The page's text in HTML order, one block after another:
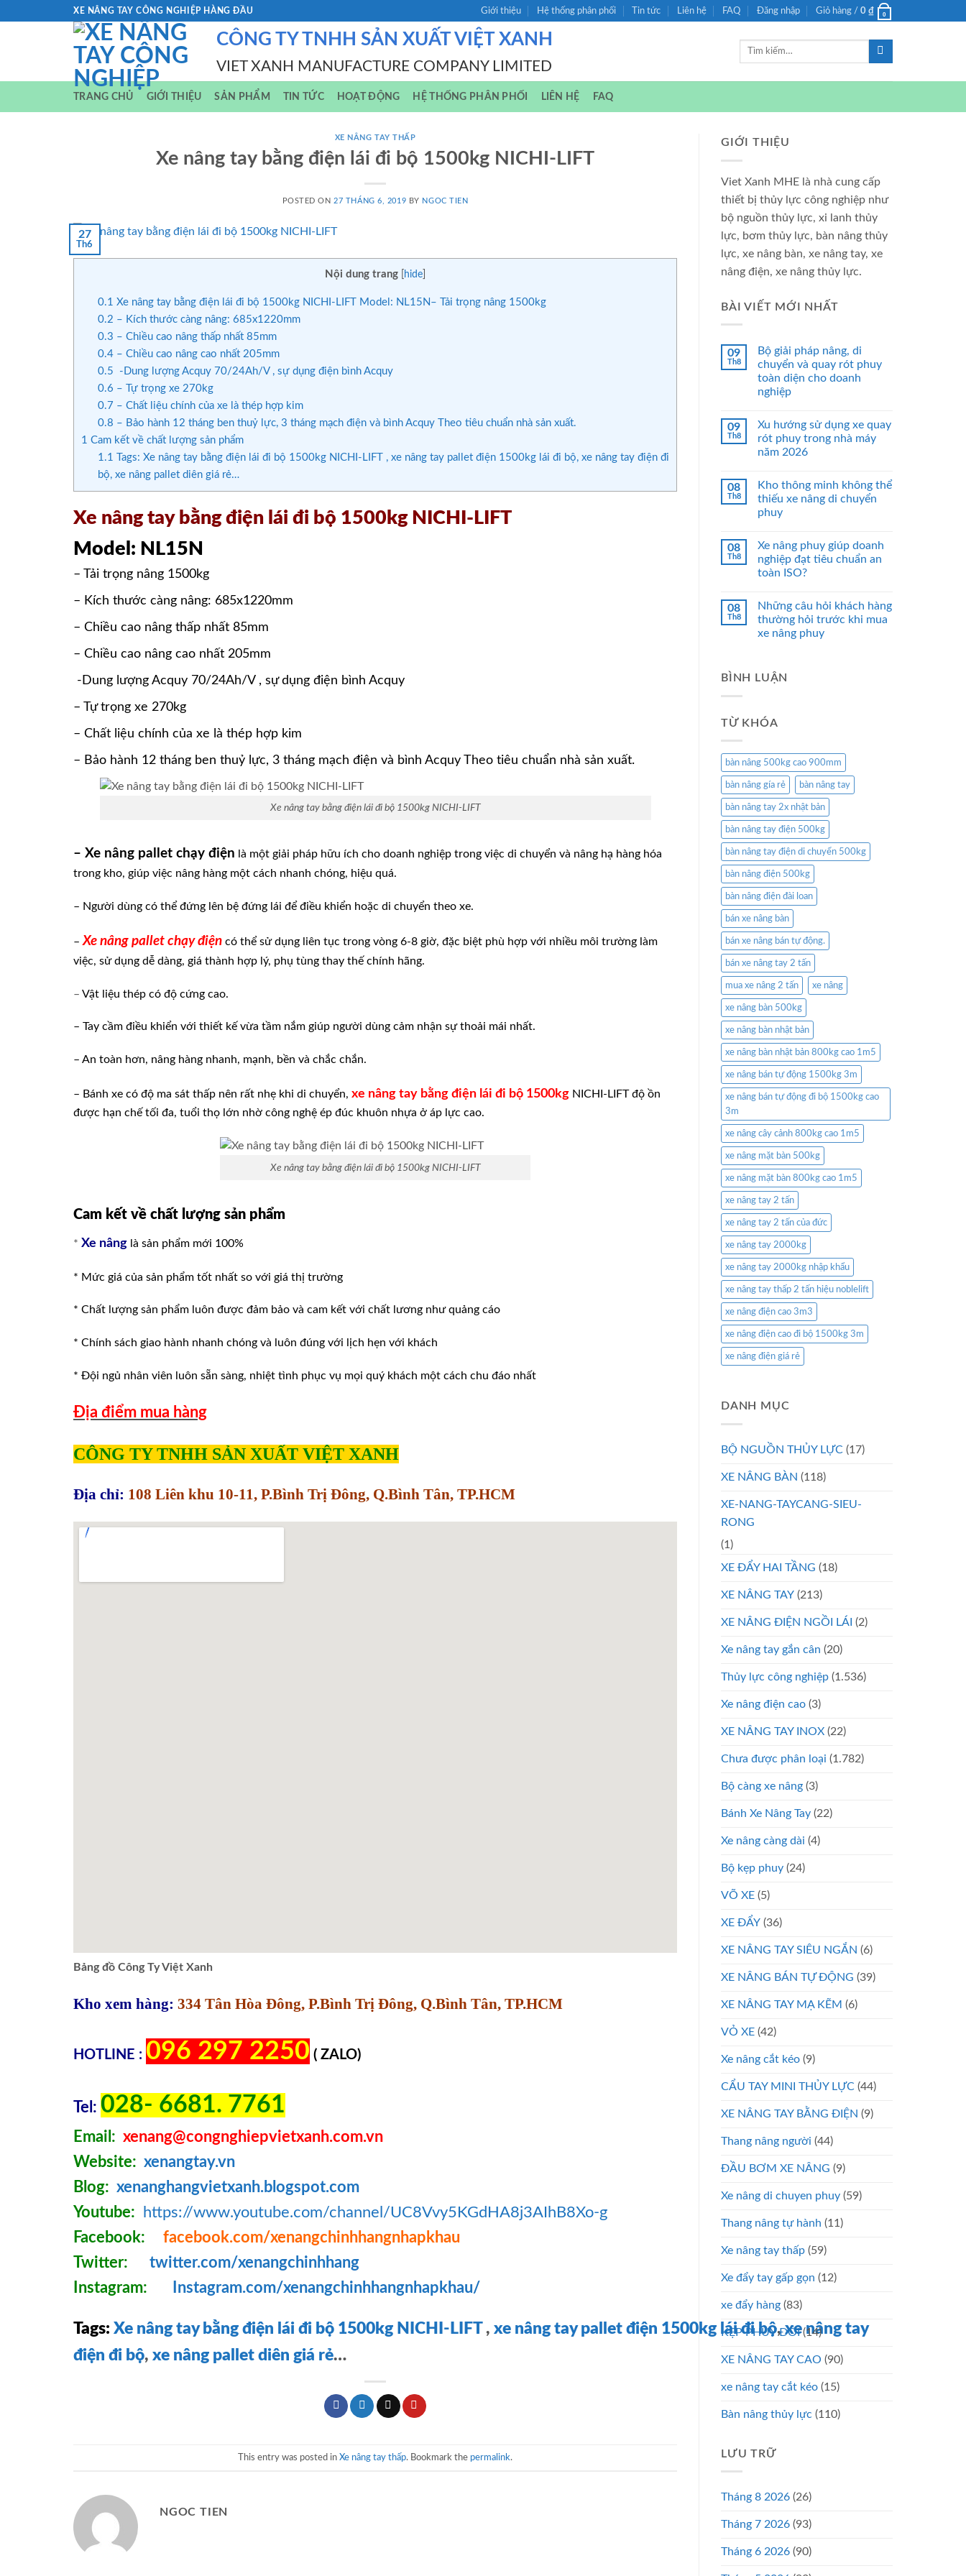
XE NÂNG TAY CÔNG NGHIỆP HÀNG ĐẦU Giới thiệu Hệ thống phân phối Tin tức Liên hệ FAQ Đăng nhập Giỏ hàng / 0 ₫ 0
CÔNG TY TNHH SẢN XUẤT VIỆT XANH
VIET XANH MANUFACTURE COMPANY LIMITED
Tìm
TRANG CHỦ GIỚI THIỆU SẢN PHẨM TIN TỨC HOẠT ĐỘNG HỆ THỐNG PHÂN PHỐI LIÊN HỆ FAQ
XE NÂNG TAY THẤP
Xe nâng tay bằng điện lái đi bộ 1500kg NICHI-LIFT
POSTED ON 27 THÁNG 6, 2019 BY NGOC TIEN
27
Th6
Nội dung trang hide
0.1 Xe nâng tay bằng điện lái đi bộ 1500kg NICHI-LIFT Model: NL15N– Tải trọng nâng 1500kg
0.2 – Kích thước càng nâng: 685x1220mm
0.3 – Chiều cao nâng thấp nhất 85mm
0.4– Chiều cao nâng cao nhất 205mm
0.5 -Dung lượng Acquy 70/24Ah/V , sự dụng điện bình Acquy
0.6 – Tự trọng xe 270kg
0.7 – Chất liệu chính của xe là thép hợp kim
0.8 – Bảo hành 12 tháng ben thuỷ lực, 3 tháng mạch điện và bình Acquy Theo tiêu chuẩn nhà sản xuất.
1 Cam kết về chất lượng sản phẩm
1.1 Tags: Xe nâng tay bằng điện lái đi bộ 1500kg NICHI-LIFT , xe nâng tay pallet điện 1500kg lái đi bộ, xe nâng tay điện đi
bộ, xe nâng pallet diên giá rẻ…
Xe nâng tay bằng điện lái đi bộ 1500kg NICHI-LIFT
Model: NL15N
– Tải trọng nâng 1500kg
– Kích thước càng nâng: 685x1220mm
– Chiều cao nâng thấp nhất 85mm
– Chiều cao nâng cao nhất 205mm
-Dung lượng Acquy 70/24Ah/V , sự dụng điện bình Acquy
– Tự trọng xe 270kg
– Chất liệu chính của xe là thép hợp kim
– Bảo hành 12 tháng ben thuỷ lực, 3 tháng mạch điện và bình Acquy Theo tiêu chuẩn nhà sản xuất.
Xe nâng tay bằng điện lái đi bộ 1500kg NICHI-LIFT
– Xe nâng pallet chạy điện là một giải pháp hữu ích cho doanh nghiệp trong việc di chuyển và nâng hạ hàng hóa
trong kho, giúp việc nâng hàng một cách nhanh chóng, hiệu quá.
– Người dùng có thể đứng lên bệ đứng lái để điều khiển hoặc di chuyển theo xe.
– Xe nâng pallet chạy điện có thể sử dụng liên tục trong vòng 6-8 giờ, đặc biệt phù hợp với nhiều môi trường làm
việc, sử dụng dễ dàng, giá thành hợp lý, phụ tùng thay thế chính hãng.
– Vật liệu thép có độ cứng cao.
– Tay cầm điều khiển với thiết kế vừa tầm nắm giúp người dùng cảm nhận sự thoải mái nhất.
– An toàn hơn, nâng hàng nhanh, mạnh, bền và chắc chắn.
– Bánh xe có độ ma sát thấp nên rất nhẹ khi di chuyển, xe nâng tay bằng điện lái đi bộ 1500kg NICHI-LIFT độ ồn
được hạn chế tối đa, tuổi thọ lớn nhờ công nghệ ép đúc khuôn nhựa ở áp lực cao.
Xe nâng tay bằng điện lái đi bộ 1500kg NICHI-LIFT
Cam kết về chất lượng sản phẩm
* Xe nâng là sản phẩm mới 100%
* Mức giá của sản phẩm tốt nhất so với giá thị trường
* Chất lượng sản phẩm luôn được đảm bảo và cam kết với chất lương như quảng cáo
* Chính sách giao hành nhanh chóng và luôn đúng với lịch hẹn với khách
* Đội ngủ nhân viên luôn sẵn sàng, nhiệt tình phục vụ mọi quý khách một cách chu đáo nhất
Địa điểm mua hàng
CÔNG TY TNHH SẢN XUẤT VIỆT XANH
Địa chỉ: 108 Liên khu 10-11, P.Bình Trị Đông, Q.Bình Tân, TP.HCM
Bảng đồ Công Ty Việt Xanh
Kho xem hàng: 334 Tân Hòa Đông, P.Bình Trị Đông, Q.Bình Tân, TP.HCM
HOTLINE : 096 297 2250 ( ZALO)
Tel: 028- 6681. 7761
Email: xenang@congnghiepvietxanh.com.vn
Website: xenangtay.vn
Blog: xenanghangvietxanh.blogspot.com
Youtube:
https://www.youtube.com/channel/UC8Vvy5KGdHA8j3AIhB8Xo-g
Facebook:
facebook.com/xenangchinhhangnhapkhau
Twitter:
twitter.com/xenangchinhhang
Instagram:
Instagram.com/xenangchinhhangnhapkhau/
Tags: Xe nâng tay bằng điện lái đi bộ 1500kg NICHI-LIFT, xe nâng tay pallet điện 1500kg lái đi bộ,xe nâng tay
điện đi bộ, xe nâng pallet diên giá rẻ…
This entry was posted in Xe nâng tay thấp. Bookmark the permalink.
NGOC TIEN
GIỚI THIỆU
Viet Xanh MHE là nhà cung cấp
thiết bị thủy lực công nghiệp như
bộ nguồn thủy lực, xi lanh thủy
lực, bơm thủy lực, bàn nâng thủy
lực, xe nâng bàn, xe nâng tay, xe
nâng điện, xe nâng thủy lực.
BÀI VIẾT MỚI NHẤT
09
Th8
Bộ giải pháp nâng, di
chuyển và quay rót phuy
toàn diện cho doanh
nghiệp
09
Th8
Xu hướng sử dụng xe quay
rót phuy trong nhà máy
năm 2026
08
Th8
Kho thông minh không thể
thiếu xe nâng di chuyển
phuy
08
Th8
Xe nâng phuy giúp doanh
nghiệp đạt tiêu chuẩn an
toàn ISO?
08
Th8
Những câu hỏi khách hàng
thường hỏi trước khi mua
xe nâng phuy
BÌNH LUẬN
TỪ KHÓA
bàn nâng 500kg cao 900mm
bàn nâng gía rẻ bàn nâng tay
bàn nâng tay 2x nhật bản
bàn nâng tay điện 500kg
bàn nâng tay điện di chuyển 500kg
bàn nâng điện 500kg
bàn nâng điện đài loan
bán xe nâng bàn
bán xe nâng bán tự động.
bán xe nâng tay 2 tấn
mua xe nâng 2 tấn xe nâng
xe nâng bàn 500kg
xe nâng bàn nhật bản
xe nâng bàn nhật bản 800kg cao 1m5
xe nâng bán tự động 1500kg 3m
xe nâng bán tự động đi bộ 1500kg cao
3m
xe nâng cây cảnh 800kg cao 1m5
xe nâng mặt bàn 500kg
xe nâng mặt bàn 800kg cao 1m5
xe nâng tay 2 tấn
xe nâng tay 2 tấn của đức
xe nâng tay 2000kg
xe nâng tay 2000kg nhập khẩu
xe nâng tay thấp 2 tấn hiệu noblelift
xe nâng điện cao 3m3
xe nâng điện cao đi bộ 1500kg 3m
xe nâng điện giá rẻ
DANH MỤC
BỘ NGUỒN THỦY LỰC (17)
XE NÂNG BÀN (118)
XE-NANG-TAYCANG-SIEU-
RONG
(1)
XE ĐẨY HAI TẦNG (18)
XE NÂNG TAY (213)
XE NÂNG ĐIỆN NGỒI LÁI (2)
Xe nâng tay gắn cân (20)
Thủy lực công nghiệp (1.536)
Xe nâng điện cao (3)
XE NÂNG TAY INOX (22)
Chưa được phân loại (1.782)
Bộ càng xe nâng (3)
Bánh Xe Nâng Tay (22)
Xe nâng càng dài (4)
Bộ kẹp phuy (24)
VÕ XE (5)
XE ĐẨY (36)
XE NÂNG TAY SIÊU NGẮN (6)
XE NÂNG BÁN TỰ ĐỘNG (39)
XE NÂNG TAY MẠ KẼM (6)
VỎ XE (42)
Xe nâng cắt kéo (9)
CẨU TAY MINI THỦY LỰC (44)
XE NÂNG TAY BẰNG ĐIỆN (9)
Thang nâng người (44)
ĐẦU BƠM XE NÂNG (9)
Xe nâng di chuyen phuy (59)
Thang nâng tự hành (11)
Xe nâng tay thấp (59)
Xe đẩy tay gấp gọn (12)
xe đẩy hàng (83)
KẸP PHUY ĐÔI(14)
XE NÂNG TAY CAO (90)
xe nâng tay cắt kéo (15)
Bàn nâng thủy lực (110)
LƯU TRỮ
Tháng 8 2026 (26)
Tháng 7 2026 (93)
Tháng 6 2026 (90)